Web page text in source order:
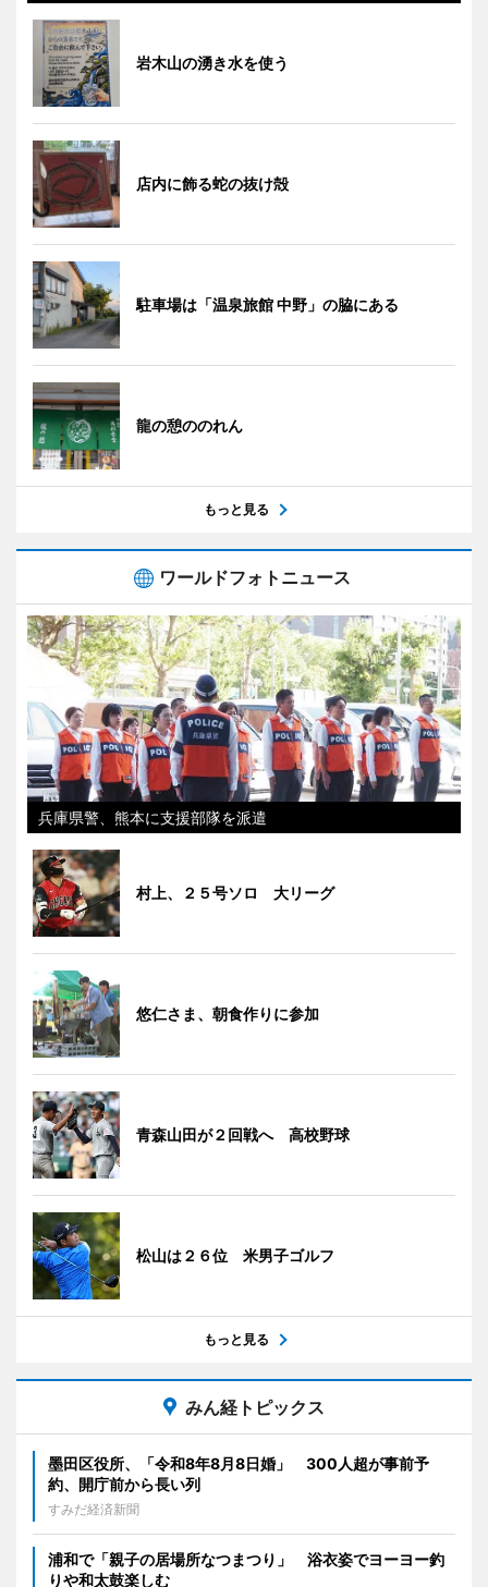
岩木山の湧き水を使う
店内に飾る蛇の抜け殻
駐車場は「温泉旅館 中野」の脇にある
龍の憩ののれん
もっと見る
ワールドフォトニュース
兵庫県警、熊本に支援部隊を派遣
村上、２５号ソロ 大リーグ
悠仁さま、朝食作りに参加
青森山田が２回戦へ 高校野球
松山は２６位 米男子ゴルフ
もっと見る
みん経トピックス
墨田区役所、「令和8年8月8日婚」 300人超が事前予
約、開庁前から長い列
すみだ経済新聞
浦和で「親子の居場所なつまつり」 浴衣姿でヨーヨー釣
りや和太鼓楽しむ